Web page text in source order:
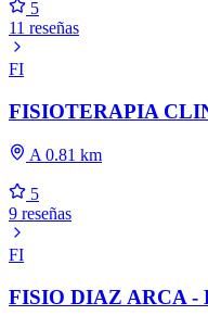
5
11 reseñas
FI
FISIOTERAPIA
A 0.81 km
5
9 reseñas
FI
FISIO DIAZ ARCA -